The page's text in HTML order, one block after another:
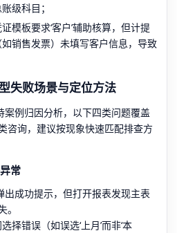
级科目；
证模板要求‘客户’辅助核算，但计提
销售发票）未填写客户信息，导致
失败场景与定位方法
例归因分析，以下四类问题覆盖
咨询，建议按现象快速匹配排查方
常
出成功提示，但打开报表发现主表
择错误（如误选‘上月’而非‘本